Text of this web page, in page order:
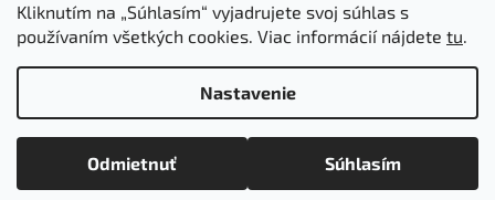
Kliknutím na „Súhlasím“ vyjadrujete svoj súhlas s
používaním všetkých cookies. Viac informácií nájdete tu.
Nastavenie
Odmietnuť Súhlasím
Kontakty Informácie o cookies
Ošetrovanie a údržba výrobkov Ako nakupovať
Vytvoril Shoptet
Copyright 2026Mirea . Všetky práva vyhradené.
nastavenie cookies